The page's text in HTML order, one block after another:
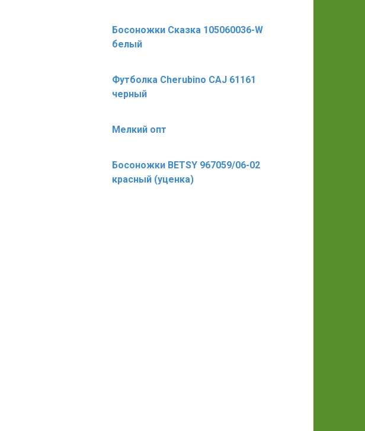
Босоножки Сказка 105060036-W
белый
Футболка Cherubino CAJ 61161
черный
Мелкий опт
Босоножки BETSY 967059/06-02
красный (уценка)